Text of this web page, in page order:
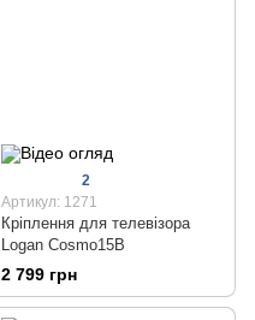
2
Артикул: 1271
Кріплення для телевізора
Logan Cosmo15B
2 799 грн